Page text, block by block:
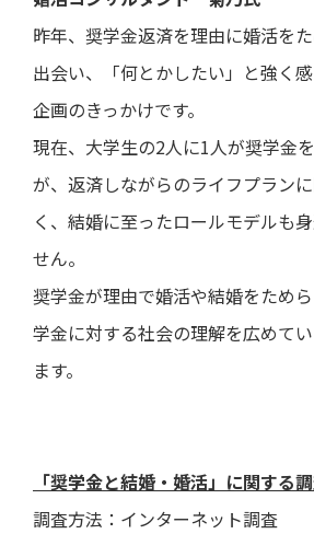
昨年、奨学金返済を理由に婚活を
出会い、「何とかしたい」と強く
企画のきっかけです。
現在、大学生の2人に1人が奨学金
が、返済しながらのライフプラン
く、結婚に至ったロールモデルも
せん。
奨学金が理由で婚活や結婚をため
学金に対する社会の理解を広めて
ます。
「奨学金と結婚・婚活」に関する
調査方法：インターネット調査